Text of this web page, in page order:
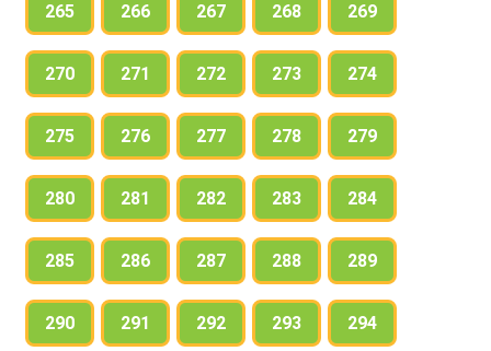
265 266 267 268 269
270 271 272 273 274
275 276 277 278 279
280 281 282 283 284
285 286 287 288 289
290 291 292 293 294